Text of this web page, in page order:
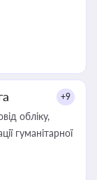
+9
обліку,
гуманітарної